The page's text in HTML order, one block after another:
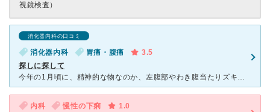
視鏡検査）
消化器内科の口コミ
消化器内科 胃痛・腹痛
3.5
探しに探して
今年の1月頃に、精神的な物なのか、左腹部やわき腹当たりズキズキしていて、ネットで調べるとすい臓の悪い病気かも、、、そんなこんなで近くにすい臓の病気を調べてくれるところはないかと調べたところ、てらもとク
内科 慢性の下痢
1.0